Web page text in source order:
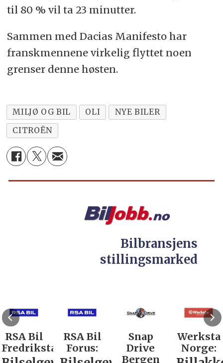
til 80 % vil ta 23 minutter.
Sammen med Dacias Manifesto har
franskmennene virkelig flyttet noen
grenser denne høsten.
MILJØ OG BIL OLI
NYE BILER
CITROËN
Bilbransjens
stillingsmarked
RSA Bil
Fredrikstad:
RSA Bil
Forus:
Snap
Drive
Bergen
Werksta
Norge: